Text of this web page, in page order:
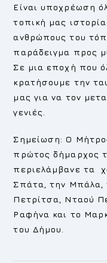
Είναι υποχρέωση
τοπική μας
ανθρώπους του
παράδειγμα προς
Σε μια εποχή που
κρατήσουμε την
μας για να τον
γενιές.
Σημείωση: Ο
πρώτος δήμαρχος
περιελάμβανε τα
Σπάτα, την Μπάλα,
Πετρίτσα, Νταού
Ραφήνα και το
του Δήμου.